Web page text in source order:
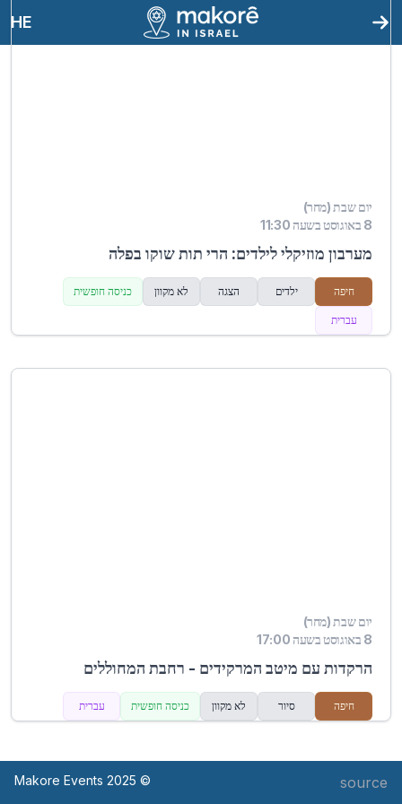
HE
יום שבת (מחר)
8 באוגוסט בשעה 11:30
מערבון מוזיקלי לילדים: הרי תות שוקו בפלה
חיפה ילדים הצגה לא מקוון כניסה חופשית
עברית
יום שבת (מחר)
8 באוגוסט בשעה 17:00
הרקדות עם מיטב המרקידים - רחבת המחוללים
חיפה סיור לא מקוון כניסה חופשית עברית
source
© Makore Events 2025